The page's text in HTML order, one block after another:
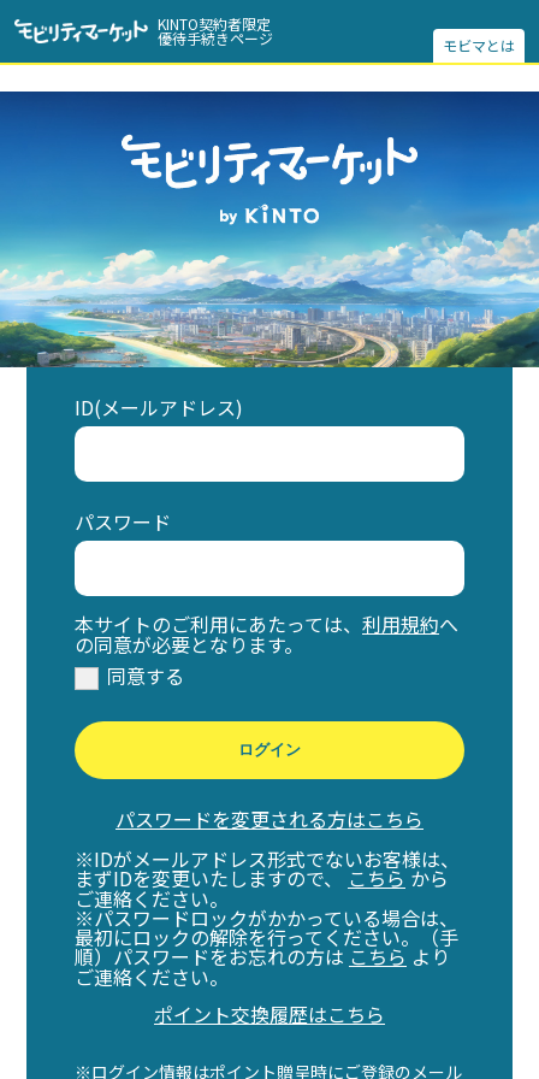
KINTO契約者限定
優待手続きページ モビマとは
ID(メールアドレス)
パスワード
本サイトのご利用にあたっては、利用規約へ
の同意が必要となります。
同意する
ログイン
パスワードを変更される方はこちら
※IDがメールアドレス形式でないお客様は、
まずIDを変更いたしますので、 こちらから
ご連絡ください。
※パスワードロックがかかっている場合は、
最初にロックの解除を行ってください。（手
順）パスワードをお忘れの方はこちら より
ご連絡ください。
ポイント交換履歴はこちら
※ログイン情報はポイント贈呈時にご登録のメール